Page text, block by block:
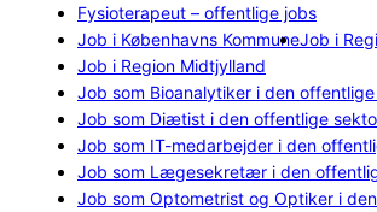
Fysioterapeut – offentlige jobs
Job i Københavns KommuneJob i
Job i Region Midtjylland
Job som Bioanalytiker i den
Job som Diætist i den offentlige
Job som IT-medarbejder i den
Job som Lægesekretær i den
Job som Optometrist og Optiker i